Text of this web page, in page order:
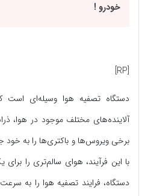
خودرو !
[RP]
دستگاه تصفیه هوا وسیله‌ای است
آلاینده‌های مختلف موجود در هوا،
برخی ویروس‌ها و باکتری‌ها را به
با این فرآیند، هوای سالم‌تری را
دستگاه، فرایند تصفیه هوا را به